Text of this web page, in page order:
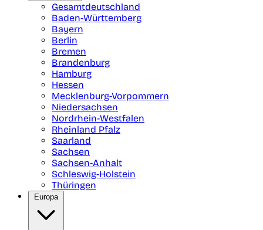
Gesamtdeutschland
Baden-Württemberg
Bayern
Berlin
Bremen
Brandenburg
Hamburg
Hessen
Mecklenburg-Vorpommern
Niedersachsen
Nordrhein-Westfalen
Rheinland Pfalz
Saarland
Sachsen
Sachsen-Anhalt
Schleswig-Holstein
Thüringen
Europa